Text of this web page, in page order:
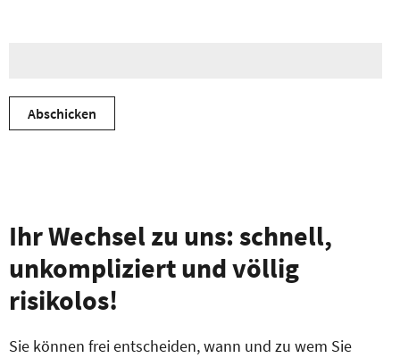
Ihr Wechsel zu uns: schnell,
unkompliziert und völlig
risikolos!
Sie können frei entscheiden, wann und zu wem Sie